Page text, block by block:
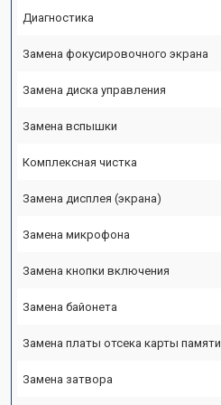
Диагностика
Замена фокусировочного экрана
Замена диска управления
Замена вспышки
Комплексная чистка
Замена дисплея (экрана)
Замена микрофона
Замена кнопки включения
Замена байонета
Замена платы отсека карты памяти
Замена затвора